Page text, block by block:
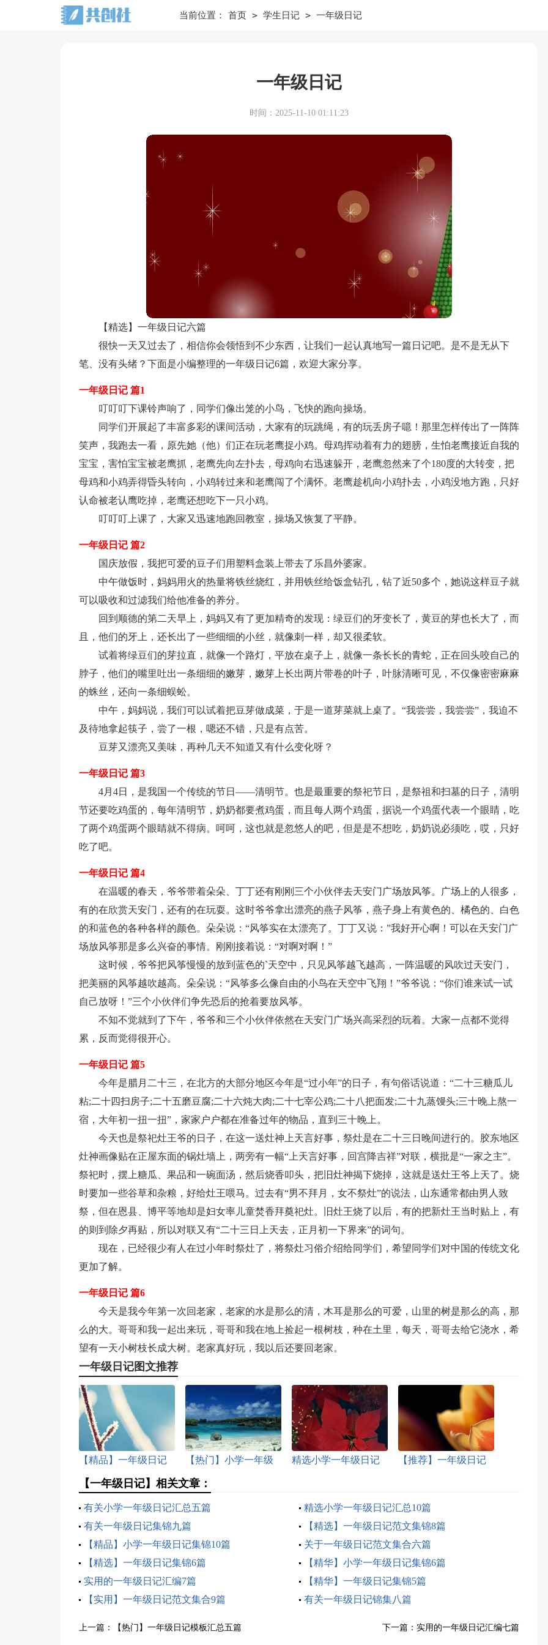
当前位置： 首页 > 学生日记 > 一年级日记
一年级日记
时间：2025-11-10 01:11:23
【精选】一年级日记六篇
很快一天又过去了，相信你会领悟到不少东西，让我们一起认真地写一篇日记吧。是不是无从下
笔、没有头绪？下面是小编整理的一年级日记6篇，欢迎大家分享。
一年级日记 篇1
叮叮叮下课铃声响了，同学们像出笼的小鸟，飞快的跑向操场。
同学们开展起了丰富多彩的课间活动，大家有的玩跳绳，有的玩丢房子噫！那里怎样传出了一阵阵
笑声，我跑去一看，原先她（他）们正在玩老鹰捉小鸡。母鸡挥动着有力的翅膀，生怕老鹰接近自我的
宝宝，害怕宝宝被老鹰抓，老鹰先向左扑去，母鸡向右迅速躲开，老鹰忽然来了个180度的大转变，把
母鸡和小鸡弄得昏头转向，小鸡转过来和老鹰闯了个满怀。老鹰趁机向小鸡扑去，小鸡没地方跑，只好
认命被老认鹰吃掉，老鹰还想吃下一只小鸡。
叮叮叮上课了，大家又迅速地跑回教室，操场又恢复了平静。
一年级日记 篇2
国庆放假，我把可爱的豆子们用塑料盒装上带去了乐昌外婆家。
中午做饭时，妈妈用火的热量将铁丝烧红，并用铁丝给饭盒钻孔，钻了近50多个，她说这样豆子就
可以吸收和过滤我们给他准备的养分。
回到顺德的第二天早上，妈妈又有了更加精奇的发现：绿豆们的牙变长了，黄豆的芽也长大了，而
且，他们的牙上，还长出了一些细细的小丝，就像刺一样，却又很柔软。
试着将绿豆们的芽拉直，就像一个路灯，平放在桌子上，就像一条长长的青蛇，正在回头咬自己的
脖子，他们的嘴里吐出一条细细的嫩芽，嫩芽上长出两片带卷的叶子，叶脉清晰可见，不仅像密密麻麻
的蛛丝，还向一条细蜈蚣。
中午，妈妈说，我们可以试着把豆芽做成菜，于是一道芽菜就上桌了。“我尝尝，我尝尝”，我迫不
及待地拿起筷子，尝了一根，嗯还不错，只是有点苦。
豆芽又漂亮又美味，再种几天不知道又有什么变化呀？
一年级日记 篇3
4月4日，是我国一个传统的节日——清明节。也是最重要的祭祀节日，是祭祖和扫墓的日子，清明
节还要吃鸡蛋的，每年清明节，奶奶都要煮鸡蛋，而且每人两个鸡蛋，据说一个鸡蛋代表一个眼睛，吃
了两个鸡蛋两个眼睛就不得病。呵呵，这也就是忽悠人的吧，但是是不想吃，奶奶说必须吃，哎，只好
吃了吧。
一年级日记 篇4
在温暖的春天，爷爷带着朵朵、丁丁还有刚刚三个小伙伴去天安门广场放风筝。广场上的人很多，
有的在欣赏天安门，还有的在玩耍。这时爷爷拿出漂亮的燕子风筝，燕子身上有黄色的、橘色的、白色
的和蓝色的各种各样的颜色。朵朵说：“风筝实在太漂亮了。丁丁又说：”我好开心啊！可以在天安门广
场放风筝那是多么兴奋的事情。刚刚接着说：“对啊对啊！”
这时候，爷爷把风筝慢慢的放到蓝色的`天空中，只见风筝越飞越高，一阵温暖的风吹过天安门，
把美丽的风筝越吹越高。朵朵说：“风筝多么像自由的小鸟在天空中飞翔！”爷爷说：“你们谁来试一试
自己放呀！”三个小伙伴们争先恐后的抢着要放风筝。
不知不觉就到了下午，爷爷和三个小伙伴依然在天安门广场兴高采烈的玩着。大家一点都不觉得
累，反而觉得很开心。
一年级日记 篇5
今年是腊月二十三，在北方的大部分地区今年是“过小年”的日子，有句俗话说道：“二十三糖瓜儿
粘;二十四扫房子;二十五磨豆腐;二十六炖大肉;二十七宰公鸡;二十八把面发;二十九蒸馒头;三十晚上熬一
宿，大年初一扭一扭”，家家户户都在准备过年的物品，直到三十晚上。
今天也是祭祀灶王爷的日子，在这一送灶神上天言好事，祭灶是在二十三日晚间进行的。胶东地区
灶神画像贴在正屋东面的锅灶墙上，两旁有一幅“上天言好事，回宫降吉祥”对联，横批是“一家之主”。
祭祀时，摆上糖瓜、果品和一碗面汤，然后烧香叩头，把旧灶神揭下烧掉，这就是送灶王爷上天了。烧
时要加一些谷草和杂粮，好给灶王喂马。过去有“男不拜月，女不祭灶”的说法，山东通常都由男人致
祭，但在恩县、博平等地却是妇女率儿童焚香拜奠祀灶。旧灶王烧了以后，有的把新灶王当时贴上，有
的则到除夕再贴，所以对联又有“二十三日上天去，正月初一下界来”的词句。
现在，已经很少有人在过小年时祭灶了，将祭灶习俗介绍给同学们，希望同学们对中国的传统文化
更加了解。
一年级日记 篇6
今天是我今年第一次回老家，老家的水是那么的清，木耳是那么的可爱，山里的树是那么的高，那
么的大。哥哥和我一起出来玩，哥哥和我在地上捡起一根树枝，种在土里，每天，哥哥去给它浇水，希
望有一天小树枝长成大树。老家真好玩，我以后还要回老家。
一年级日记图文推荐
【精品】一年级日记
集锦10篇
【热门】小学一年级
日记范文10篇
精选小学一年级日记
【推荐】一年级日记
【一年级日记】相关文章：
有关小学一年级日记汇总五篇
精选小学一年级日记汇总10篇
有关一年级日记集锦九篇
【精选】一年级日记范文集锦8篇
【精品】小学一年级日记集锦10篇
关于一年级日记范文集合六篇
【精选】一年级日记集锦6篇
【精华】小学一年级日记集锦6篇
实用的一年级日记汇编7篇
【精华】一年级日记集锦5篇
【实用】一年级日记范文集合9篇
有关一年级日记锦集八篇
上一篇： 【热门】一年级日记模板汇总五篇 下一篇： 实用的一年级日记汇编七篇